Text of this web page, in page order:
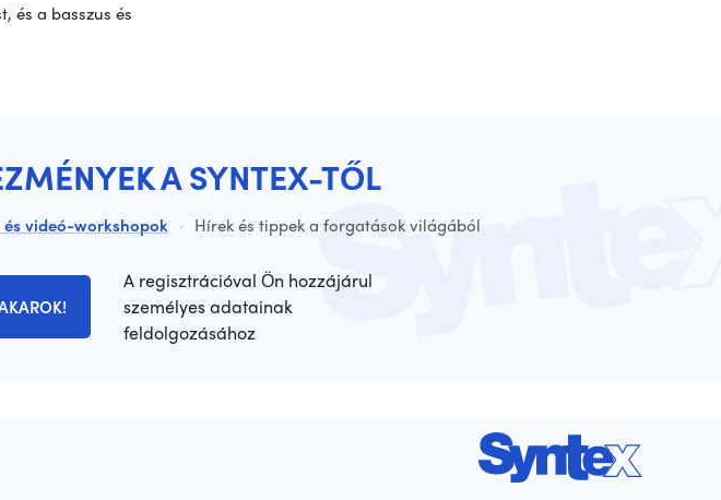
és a basszus és
A SYNTEX-TŐL
videó-workshopok · Hírek és tippek a forgatások világából
A regisztrációval Ön hozzájárul
személyes adatainak
feldolgozásához